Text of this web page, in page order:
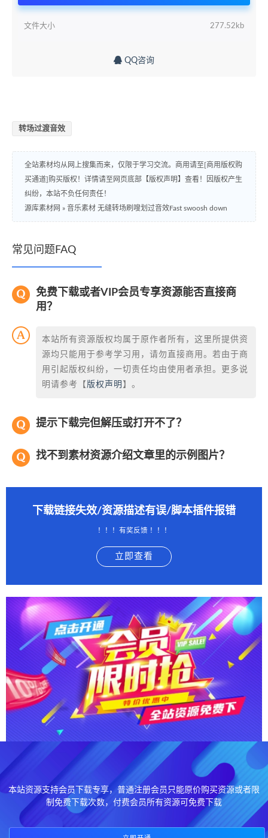
文件大小 277.52kb
QQ咨询
转场过渡音效
全站素材均从网上搜集而来，仅限于学习交流。商用请至[商用版权购
买通道]购买版权！详情请至网页底部【版权声明】查看！因版权产生
纠纷，本站不负任何责任！
源库素材网 » 音乐素材 无缝转场刷嗖划过音效Fast swoosh down
常见问题FAQ
免费下载或者VIP会员专享资源能否直接商
用？
本站所有资源版权均属于原作者所有，这里所提供资
源均只能用于参考学习用，请勿直接商用。若由于商
用引起版权纠纷，一切责任均由使用者承担。更多说
明请参考【 版权声明 】。
提示下载完但解压或打开不了？
找不到素材资源介绍文章里的示例图片？
下载链接失效/资源描述有误/脚本插件报错
！！！有奖反馈 ！！！
立即查看
本站资源支持会员下载专享，普通注册会员只能原价购买资源或者限
制免费下载次数，付费会员所有资源可免费下载